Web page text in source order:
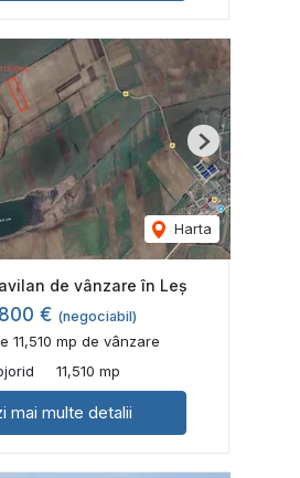
Harta
Next
de vânzare în Leș
€ (negociabil)
11,510 mp de vânzare
11,510 mp
mai multe detalii